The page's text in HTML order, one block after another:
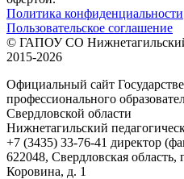
Политика конфиденциальности
Пользовательское соглашение
© ГАПОУ СО
2015-2026
Официальный сайт
профессионального
Свердловской области
Нижнетагильский
+7 (3435) 33-76-41 директор
622048, Свердловская
Коровина, д. 1